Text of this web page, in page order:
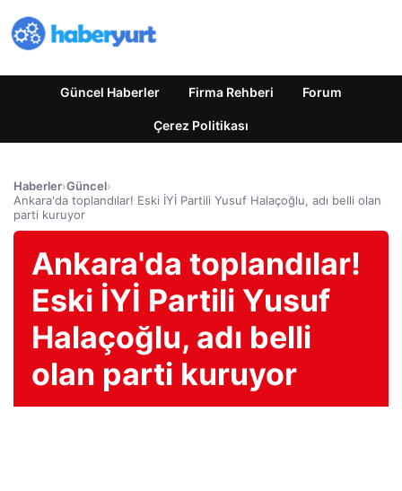
Güncel Haberler Firma Rehberi Forum
Çerez Politikası
Haberler›Güncel›
Ankara'da toplandılar! Eski İYİ Partili Yusuf Halaçoğlu, adı belli olan
parti kuruyor
Ankara'da toplandılar!
Eski İYİ Partili Yusuf
Halaçoğlu, adı belli
olan parti kuruyor